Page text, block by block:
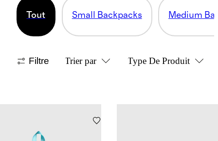
Tout Small Backpacks Medium
Filtre Trier par Type De Produit